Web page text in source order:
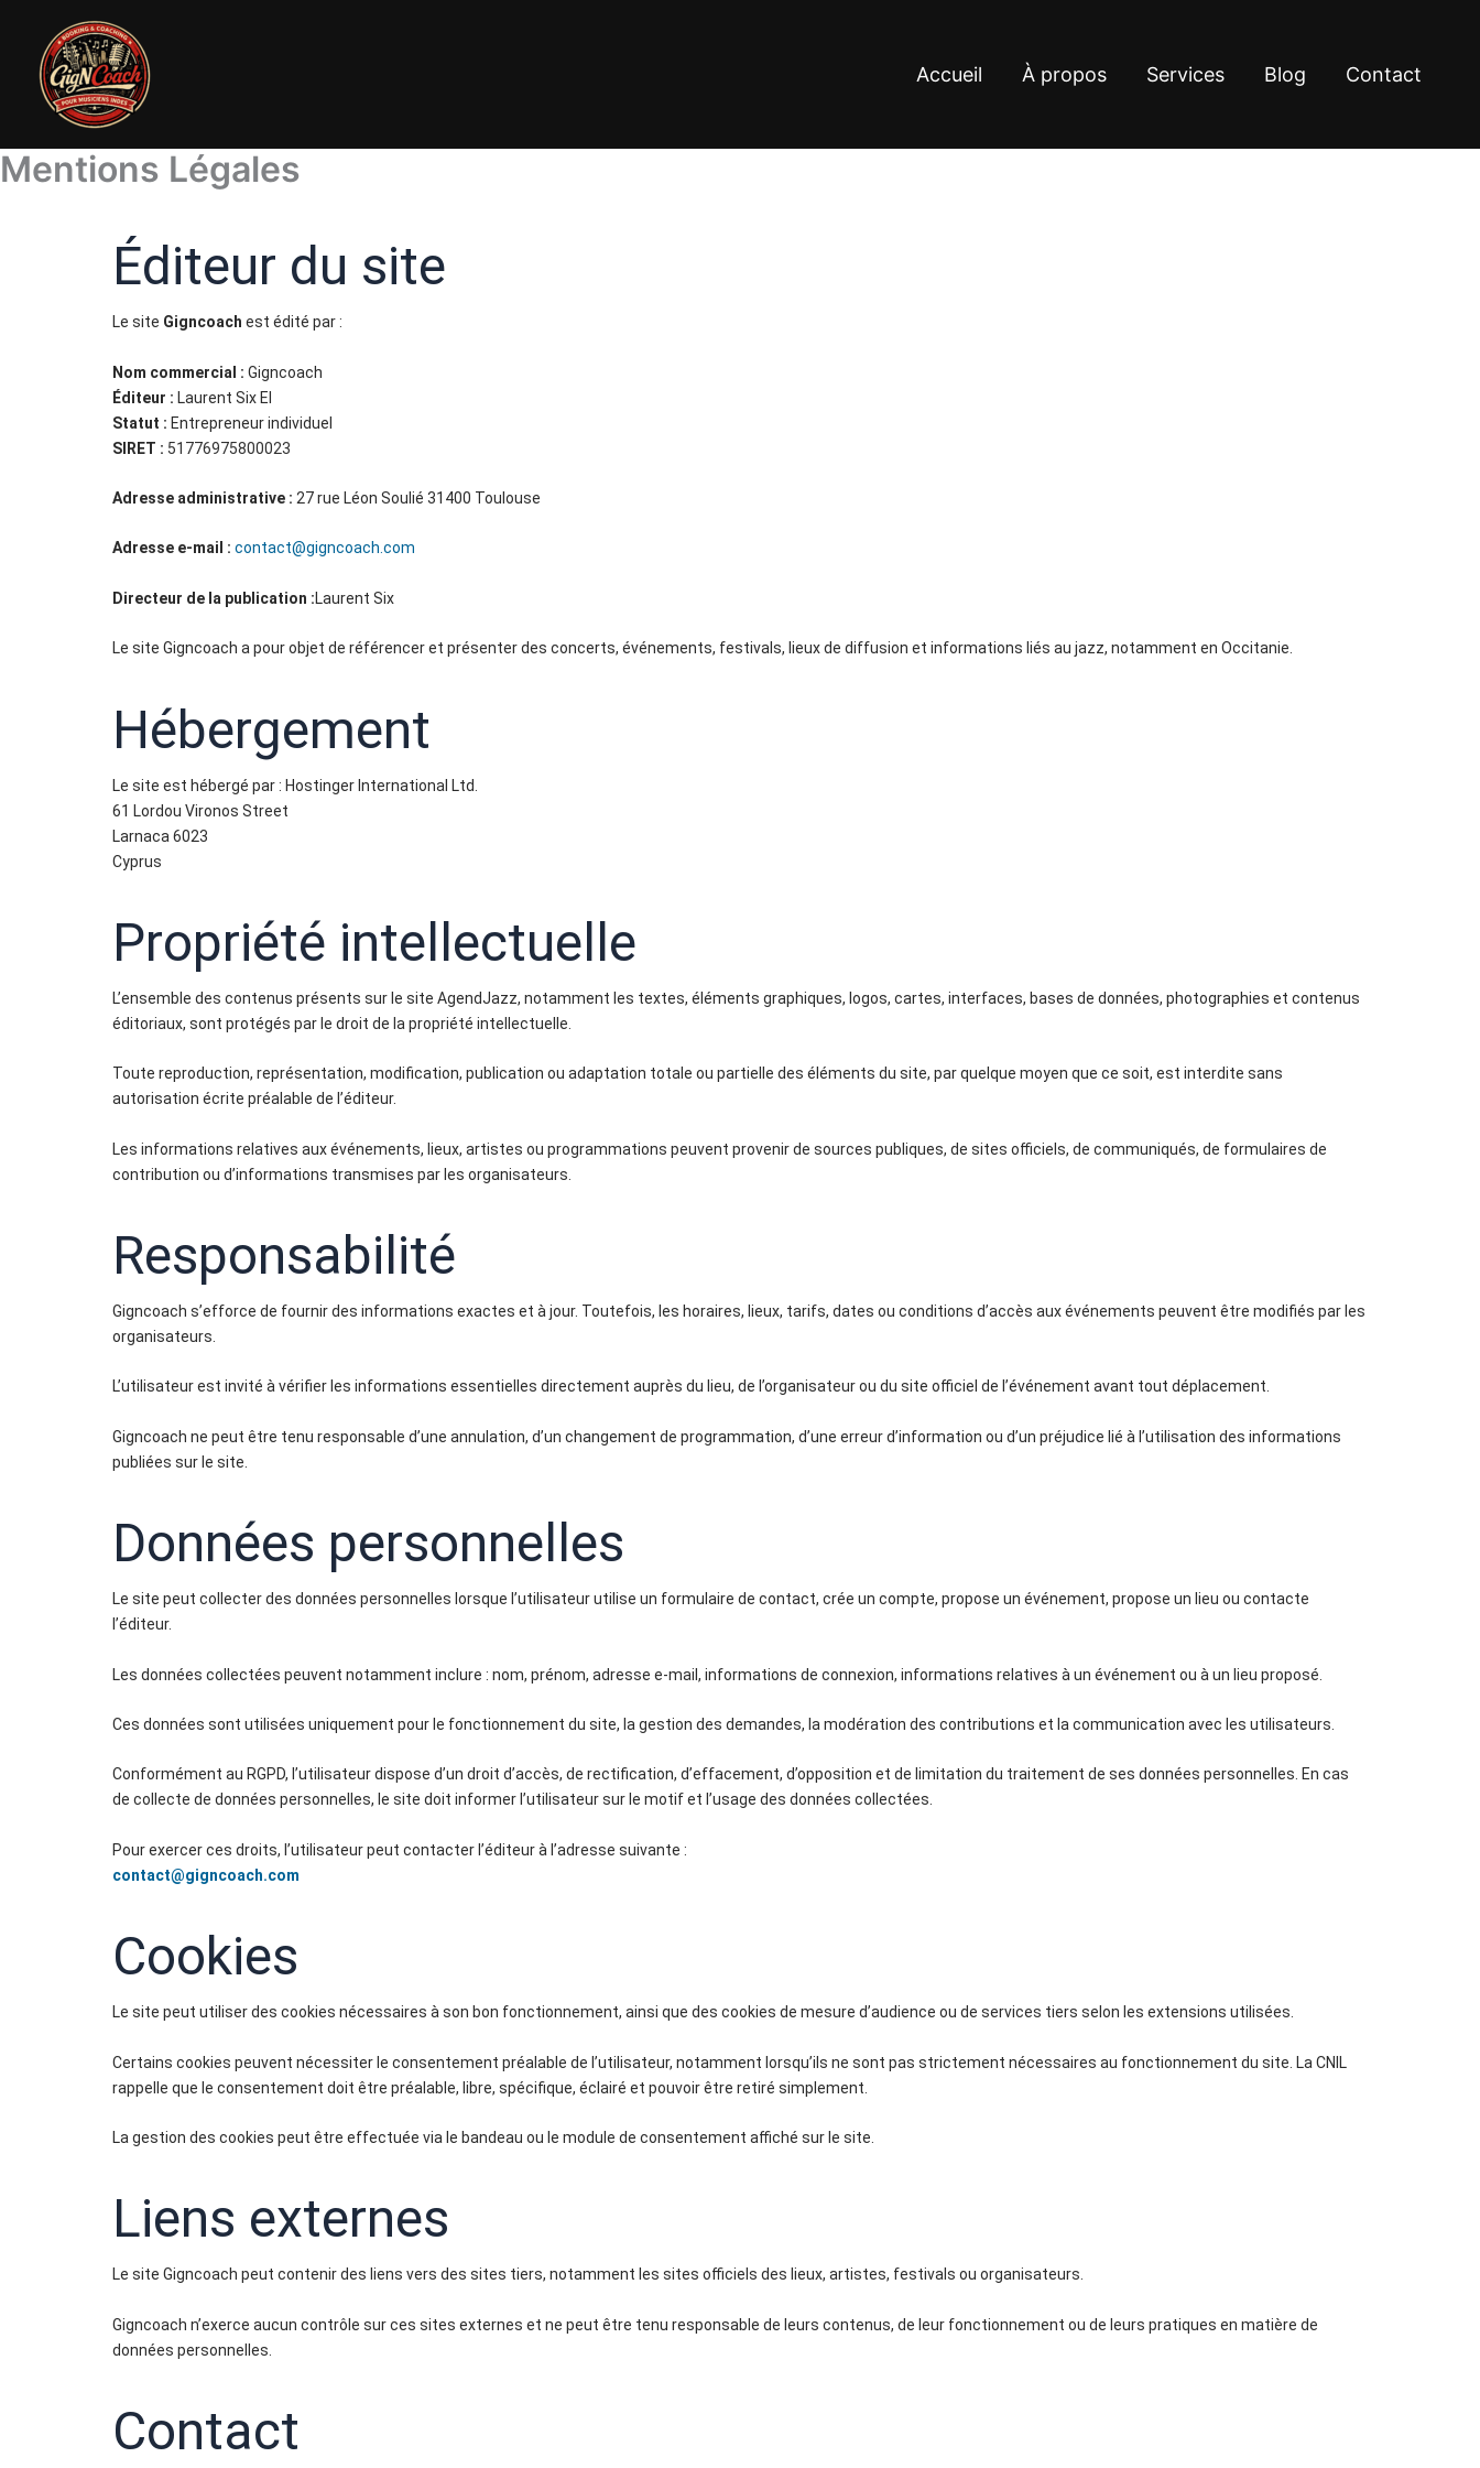
contenu
Accueil À propos Services Blog Contact
Mentions Légales
Éditeur du site
Le site Gigncoach est édité par :
Nom commercial : Gigncoach
Éditeur : Laurent Six EI
Statut : Entrepreneur individuel
SIRET : 51776975800023
Adresse administrative : 27 rue Léon Soulié 31400 Toulouse
Adresse e-mail : contact@gigncoach.com
Directeur de la publication :Laurent Six
Le site Gigncoach a pour objet de référencer et présenter des concerts, événements, festivals, lieux de diffusion et informations liés au jazz, notamment en Occitanie.
Hébergement
Le site est hébergé par : Hostinger International Ltd.
61 Lordou Vironos Street
Larnaca 6023
Cyprus
Propriété intellectuelle
L’ensemble des contenus présents sur le site AgendJazz, notamment les textes, éléments graphiques, logos, cartes, interfaces, bases de données, photographies et contenus
éditoriaux, sont protégés par le droit de la propriété intellectuelle.
Toute reproduction, représentation, modification, publication ou adaptation totale ou partielle des éléments du site, par quelque moyen que ce soit, est interdite sans
autorisation écrite préalable de l’éditeur.
Les informations relatives aux événements, lieux, artistes ou programmations peuvent provenir de sources publiques, de sites officiels, de communiqués, de formulaires de
contribution ou d’informations transmises par les organisateurs.
Responsabilité
Gigncoach s’efforce de fournir des informations exactes et à jour. Toutefois, les horaires, lieux, tarifs, dates ou conditions d’accès aux événements peuvent être modifiés par les
organisateurs.
L’utilisateur est invité à vérifier les informations essentielles directement auprès du lieu, de l’organisateur ou du site officiel de l’événement avant tout déplacement.
Gigncoach ne peut être tenu responsable d’une annulation, d’un changement de programmation, d’une erreur d’information ou d’un préjudice lié à l’utilisation des informations
publiées sur le site.
Données personnelles
Le site peut collecter des données personnelles lorsque l’utilisateur utilise un formulaire de contact, crée un compte, propose un événement, propose un lieu ou contacte
l’éditeur.
Les données collectées peuvent notamment inclure : nom, prénom, adresse e-mail, informations de connexion, informations relatives à un événement ou à un lieu proposé.
Ces données sont utilisées uniquement pour le fonctionnement du site, la gestion des demandes, la modération des contributions et la communication avec les utilisateurs.
Conformément au RGPD, l’utilisateur dispose d’un droit d’accès, de rectification, d’effacement, d’opposition et de limitation du traitement de ses données personnelles. En cas
de collecte de données personnelles, le site doit informer l’utilisateur sur le motif et l’usage des données collectées.
Pour exercer ces droits, l’utilisateur peut contacter l’éditeur à l’adresse suivante :
contact@gigncoach.com
Cookies
Le site peut utiliser des cookies nécessaires à son bon fonctionnement, ainsi que des cookies de mesure d’audience ou de services tiers selon les extensions utilisées.
Certains cookies peuvent nécessiter le consentement préalable de l’utilisateur, notamment lorsqu’ils ne sont pas strictement nécessaires au fonctionnement du site. La CNIL
rappelle que le consentement doit être préalable, libre, spécifique, éclairé et pouvoir être retiré simplement.
La gestion des cookies peut être effectuée via le bandeau ou le module de consentement affiché sur le site.
Liens externes
Le site Gigncoach peut contenir des liens vers des sites tiers, notamment les sites officiels des lieux, artistes, festivals ou organisateurs.
Gigncoach n’exerce aucun contrôle sur ces sites externes et ne peut être tenu responsable de leurs contenus, de leur fonctionnement ou de leurs pratiques en matière de
données personnelles.
Contact